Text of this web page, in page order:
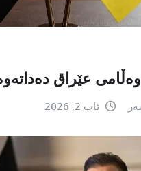
وەڵامی عێراق
ئاب 2, 2026